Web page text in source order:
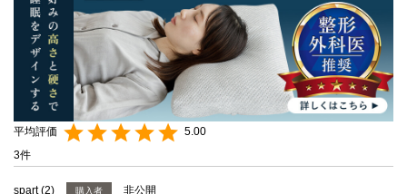
5.00
3
spart 2 購入者 非公開